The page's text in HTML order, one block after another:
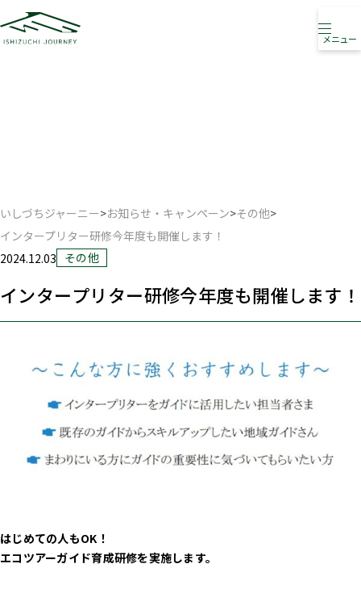
メニュー
いしづちジャーニー>お知らせ・キャンペーン>その他>
インタープリター研修今年度も開催します！
インタープリター研修今年度も開催します！
2024.12.03 その他
はじめての人もOK！
エコツアーガイド育成研修を実施します。